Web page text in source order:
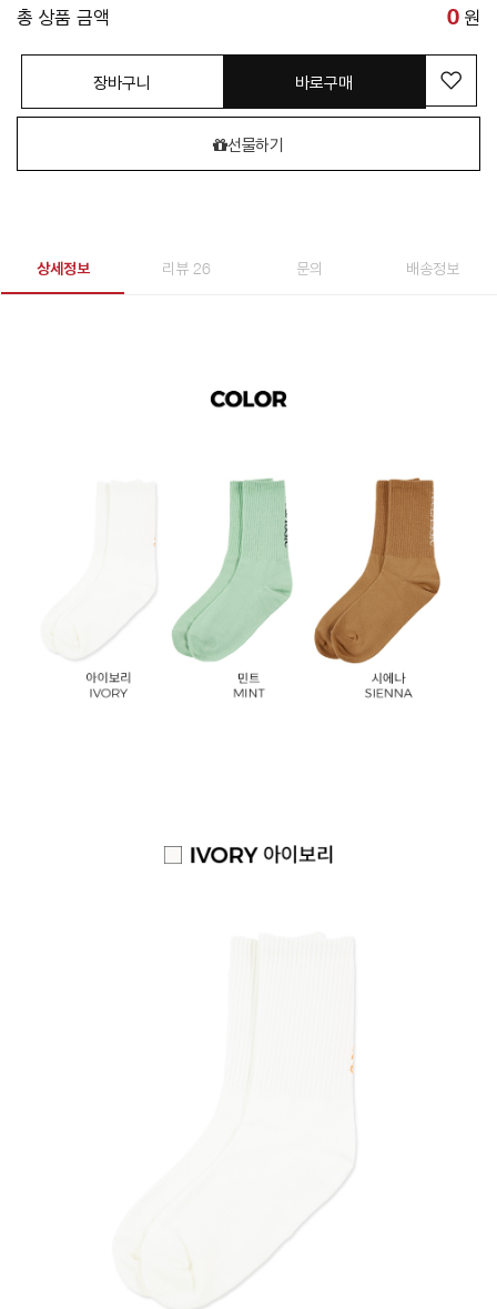
총 상품 금액 0 원
장바구니 바로구매
선물하기
상세정보 리뷰 26 문의 배송정보